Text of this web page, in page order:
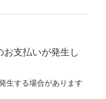
お支払いが発生し
生する場合があります